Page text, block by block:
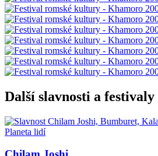
Další slavnosti a festivaly